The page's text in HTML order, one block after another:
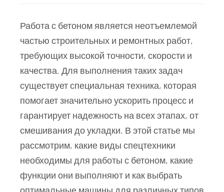
Работа с бетоном является неотъемлемой
частью строительных и ремонтных работ,
требующих высокой точности, скорости и
качества. Для выполнения таких задач
существует специальная техника, которая
помогает значительно ускорить процесс и
гарантирует надежность на всех этапах, от
смешивания до укладки. В этой статье мы
рассмотрим, какие виды спецтехники
необходимы для работы с бетоном, какие
функции они выполняют и как выбрать
оптимальные машины для различных типов